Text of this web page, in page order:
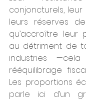
conjoncturels,
leurs réserves
qu’accroître leur
au détriment de
industries
rééquilibrage
Les proportions
parle ici d’un